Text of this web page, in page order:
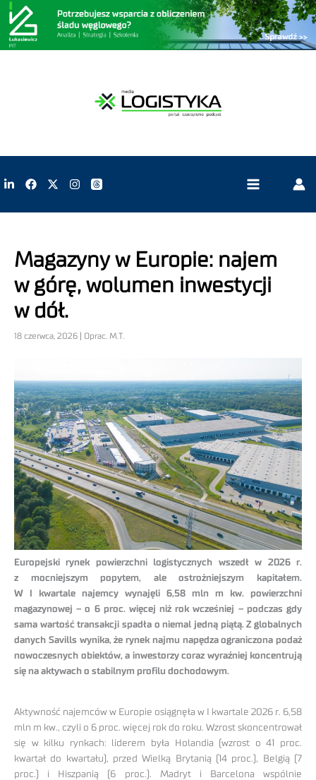
Magazyny w Europie: najem
w górę, wolumen inwestycji
w dół.
18 czerwca, 2026 | Oprac. M.T.
Europejski rynek powierzchni logistycznych wszedł w 2026 r.
z mocniejszym popytem, ale ostrożniejszym kapitałem.
W I kwartale najemcy wynajęli 6,58 mln m kw. powierzchni
magazynowej – o 6 proc. więcej niż rok wcześniej – podczas gdy
sama wartość transakcji spadła o niemal jedną piątą. Z globalnych
danych Savills wynika, że rynek najmu napędza ograniczona podaż
nowoczesnych obiektów, a inwestorzy coraz wyraźniej koncentrują
się na aktywach o stabilnym profilu dochodowym.
Aktywność najemców w Europie osiągnęła w I kwartale 2026 r. 6,58
mln m kw., czyli o 6 proc. więcej rok do roku. Wzrost skoncentrował
się w kilku rynkach: liderem była Holandia (wzrost o 41 proc.
kwartał do kwartału), przed Wielką Brytanią (14 proc.), Belgią (7
proc.) i Hiszpanią (6 proc.). Madryt i Barcelona wspólnie